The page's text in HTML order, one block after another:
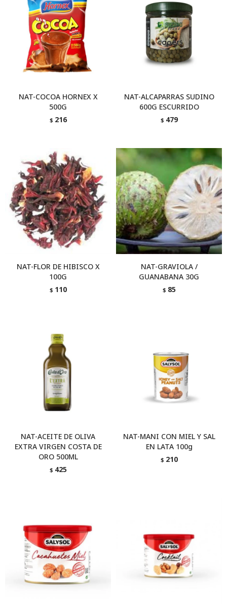
NAT-COCOA HORNEX X
500G
$ 216
NAT-ALCAPARRAS SUDINO
600G ESCURRIDO
$ 479
NAT-FLOR DE HIBISCO X
100G
$ 110
NAT-GRAVIOLA /
GUANABANA 30G
$ 85
NAT-ACEITE DE OLIVA
EXTRA VIRGEN COSTA DE
ORO 500ML
$ 425
NAT-MANI CON MIEL Y SAL
EN LATA 100g
$ 210